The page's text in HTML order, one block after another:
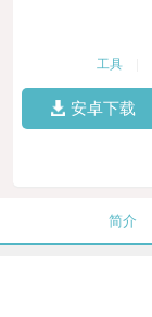
工具
安卓下载
简介